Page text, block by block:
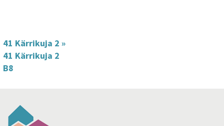
41 Kärrikuja 2 »
41 Kärrikuja 2
B8